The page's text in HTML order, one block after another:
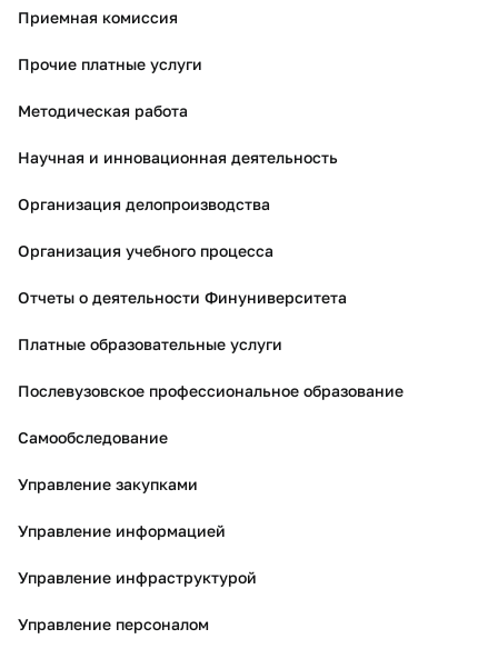
Приемная комиссия
Прочие платные услуги
Методическая работа
Научная и инновационная деятельность
Организация делопроизводства
Организация учебного процесса
Отчеты о деятельности Финуниверситета
Платные образовательные услуги
Послевузовское профессиональное образование
Самообследование
Управление закупками
Управление информацией
Управление инфраструктурой
Управление персоналом